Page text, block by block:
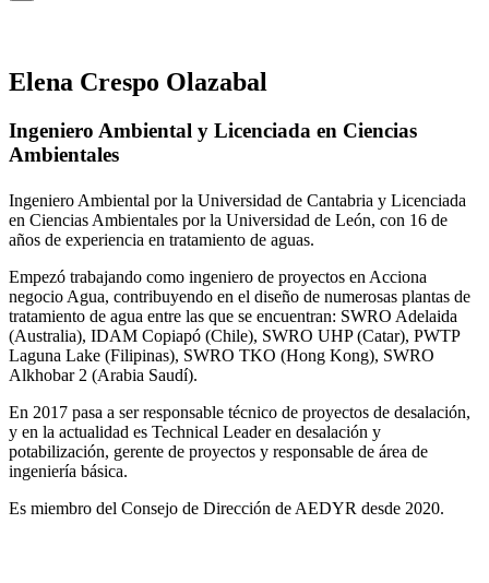
Elena Crespo Olazabal
Ingeniero Ambiental y Licenciada en Ciencias
Ambientales
Ingeniero Ambiental por la Universidad de Cantabria y Licenciada
en Ciencias Ambientales por la Universidad de León, con 16 de
años de experiencia en tratamiento de aguas.
Empezó trabajando como ingeniero de proyectos en Acciona
negocio Agua, contribuyendo en el diseño de numerosas plantas de
tratamiento de agua entre las que se encuentran: SWRO Adelaida
(Australia), IDAM Copiapó (Chile), SWRO UHP (Catar), PWTP
Laguna Lake (Filipinas), SWRO TKO (Hong Kong), SWRO
Alkhobar 2 (Arabia Saudí).
En 2017 pasa a ser responsable técnico de proyectos de desalación,
y en la actualidad es Technical Leader en desalación y
potabilización, gerente de proyectos y responsable de área de
ingeniería básica.
Es miembro del Consejo de Dirección de AEDYR desde 2020.